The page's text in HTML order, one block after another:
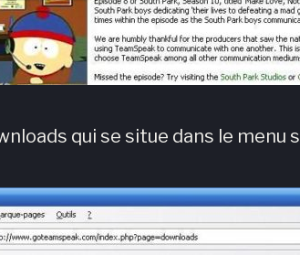
qui se situe dans le menu